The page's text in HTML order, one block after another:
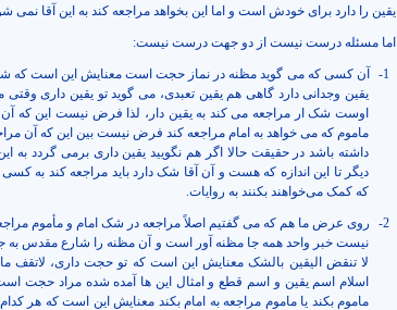
یقین را دارد برای خودش است و اما این بخواهد مراجعه کند به این آقا نمی
اما مسئله درست نیست از دو جهت درست نیست:
1-
آن کسی که می گوید مظنه در نماز حجت است معنایش این است که
یقین وجدانی دارد گاهی هم یقین تعبدی، می گوید تو یقین داری وقتی
اوست شک ار مراجعه می کند به یقین دار، لذا فرض نیست این که آن
ماموم که می خواهد به امام مراجعه کند فرض نیست بین این که آن
داشته باشد در حقیقت حالا اگر هم نگویید یقین داری برمی گردد
دیگر تا این اندازه که هست و آن آقا شک دارد باید مراجعه کند به
که کمک می‌خواهند بکنند به روایات.
2-
روی عرض ما هم که می گفتیم اصلاً مراجعه در شک امام و مأموم
نیست خبر واحد همه جا مظنه آور است و آن مظنه را شارع مقدس به
لا تنقض الیقین بالشک معنایش این است که تو حجت داری، لاتقف
اسلام اسم یقین و اسم قطع و امثال این ها آمده شده مراد حجت
ماموم بکند یا ماموم مراجعه به امام بکند معنایش این است که هر